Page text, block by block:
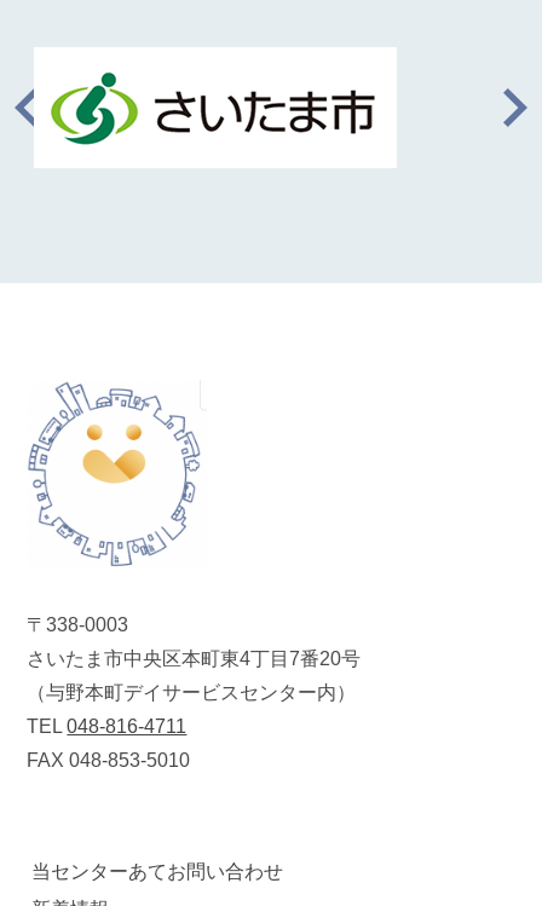
〒338-0003
さいたま市中央区本町東4丁目7番20号
（与野本町デイサービスセンター内）
TEL048-816-4711
FAX 048-853-5010
当センターあてお問い合わせ